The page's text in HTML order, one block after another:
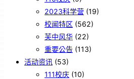
2023科学营 (19)
校闻特区 (562)
芙中风华 (22)
重要公告 (113)
活动资讯 (53)
111校庆 (10)